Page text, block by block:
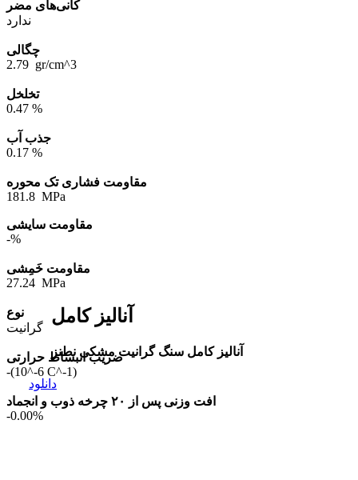
کانی‌های مضر
ندارد
چگالی
2.79 gr/cm^3
تخلخل
0.47 %
جذب آب
0.17 %
مقاومت فشاری تک محوره
181.8 MPa
مقاومت سایشی
-%
مقاومت خَمِشی
27.24 MPa
نوع
گرانیت
ضریب انبساط حرارتی
-(10^-6 C^-1)
افت وزنی پس از ۲۰ چرخه ذوب و انجماد
-0.00%
آنالیز کامل
آنالیز کامل سنگ گرانیت مشکی نطنز
دانلود